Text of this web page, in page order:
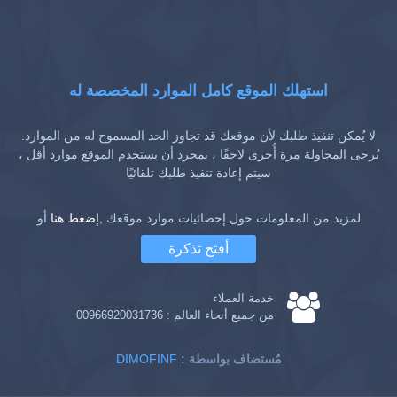
استهلك الموقع كامل الموارد المخصصة له
لا يُمكن تنفيذ طلبك لأن موقعك قد تجاوز الحد المسموح له من الموارد.
يُرجى المحاولة مرة أُخرى لاحقًا ، بمجرد أن يستخدم الموقع موارد أقل ،
سيتم إعادة تنفيذ طلبك تلقائيًا
لمزيد من المعلومات حول إحصائيات موارد موقعك ,إضغط هنا أو
أفتح تذكرة
خدمة العملاء
من جميع أنحاء العالم : 00966920031736
DIMOFINF : مُستضاف بواسطة